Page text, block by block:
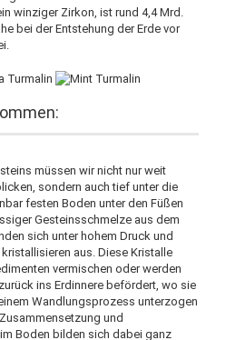
winziger Zirkon, ist rund 4,4 Mrd.
bei der Entstehung der Erde vor
müssen wir nicht nur weit
sondern auch tief unter die
festen Boden unter den Füßen
Gesteinsschmelze aus dem
sich unter hohem Druck und
aus. Diese Kristalle
vermischen oder werden
ins Erdinnere befördert, wo sie
Wandlungsprozess unterzogen
und
Boden bilden sich dabei ganz